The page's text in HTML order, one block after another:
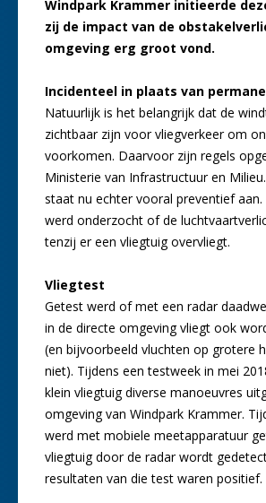
Windpark Krammer initieerde
zij de impact van de
omgeving erg groot vond.
Incidenteel in plaats van
Natuurlijk is het belangrijk dat de
zichtbaar zijn voor vliegverkeer om
voorkomen. Daarvoor zijn regels
Ministerie van Infrastructuur en
staat nu echter vooral preventief
werd onderzocht of de
tenzij er een vliegtuig overvliegt.
Vliegtest
Getest werd of met een radar
in de directe omgeving vliegt ook
(en bijvoorbeeld vluchten op grotere
niet). Tijdens een testweek in mei
klein vliegtuig diverse manoeuvres
omgeving van Windpark Krammer.
werd met mobiele meetapparatuur
vliegtuig door de radar wordt
resultaten van die test waren positief.